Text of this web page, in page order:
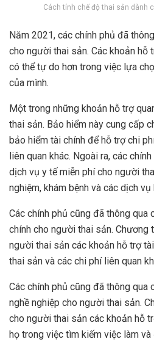
Cách tính chế độ thai sản dành
Năm 2021, các chính phủ đã
cho người thai sản. Các khoản hỗ
có thể tự do hơn trong việc lựa
của mình.
Một trong những khoản hỗ trợ
thai sản. Bảo hiểm này cung cấp
bảo hiểm tài chính để hỗ trợ chi
liên quan khác. Ngoài ra, các
dịch vụ y tế miễn phí cho người
nghiệm, khám bệnh và các dịch vụ
Các chính phủ cũng đã thông qua
chính cho người thai sản. Chương
người thai sản các khoản hỗ trợ
thai sản và các chi phí liên quan
Các chính phủ cũng đã thông qua
nghề nghiệp cho người thai sản.
cho người thai sản các khoản hỗ
họ trong việc tìm kiếm việc làm và